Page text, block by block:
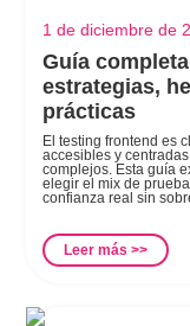
1 de diciembre de
Guía
estrategias,
prácticas
El testing frontend es
accesibles y
complejos. Esta guía
elegir el mix de
confianza real sin
Leer más >>